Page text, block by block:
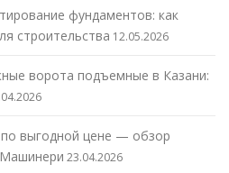
фундаментов: как
строительства 12.05.2026
ворота подъемные в Казани:
выгодной цене — обзор
23.04.2026